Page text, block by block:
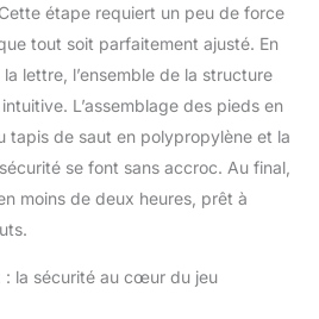
d’utilisation sans risque.
[Qualité professionnelle,
plaisir garanti] Avec ses 84
et ses crochets en spirale,
chaque rebond est à la fois
puissant et contrôlé. Le
tapis en polypropylène
une excellente élasticité
tout en restant intact face
aux intempéries. Idéal pour
étape requiert un peu de force
tout soit parfaitement ajusté. En
lettre, l’ensemble de la structure
L’assemblage des pieds en
tapis de saut en polypropylène et la
se font sans accroc. Au final,
moins de deux heures, prêt à
: la sécurité au cœur du jeu